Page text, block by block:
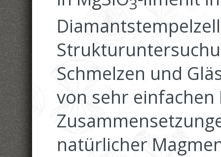
Schmelzen und
von sehr
natürlicher